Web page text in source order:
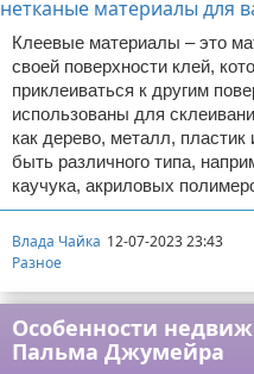
Клеевые материалы – это
своей поверхности клей,
приклеиваться к другим
использованы для
как дерево, металл,
быть различного типа,
каучука, акриловых
Влада Чайка 12-07-2023 23:43
Разное
Особенности
Пальма Джумейра